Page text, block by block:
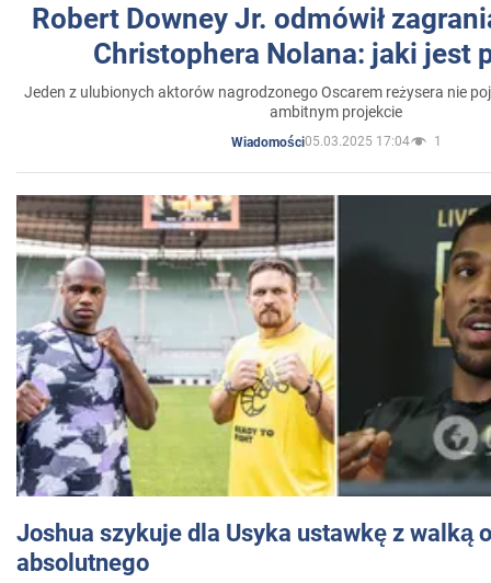
Robert Downey Jr. odmówił
Christophera Nolana: jaki jest
Jeden z ulubionych aktorów nagrodzonego Oscarem reżysera nie
ambitnym projekcie
Wiadomości05.03.2025 17:04 1
Joshua szykuje dla Usyka ustawkę z walką
absolutnego